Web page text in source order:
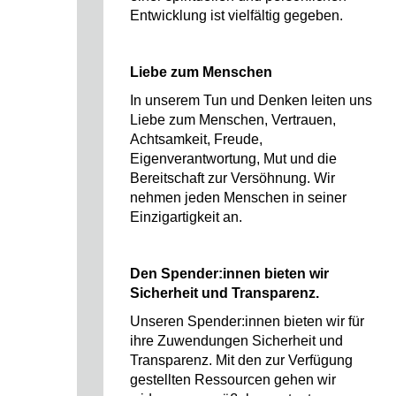
Entwicklung ist vielfältig gegeben.
Liebe zum Menschen
In unserem Tun und Denken leiten uns
Liebe zum Menschen, Vertrauen,
Achtsamkeit, Freude,
Eigenverantwortung, Mut und die
Bereitschaft zur Versöhnung. Wir
nehmen jeden Menschen in seiner
Einzigartigkeit an.
Den Spender:innen bieten wir
Sicherheit und Transparenz.
Unseren Spender:innen bieten wir für
ihre Zuwendungen Sicherheit und
Transparenz. Mit den zur Verfügung
gestellten Ressourcen gehen wir